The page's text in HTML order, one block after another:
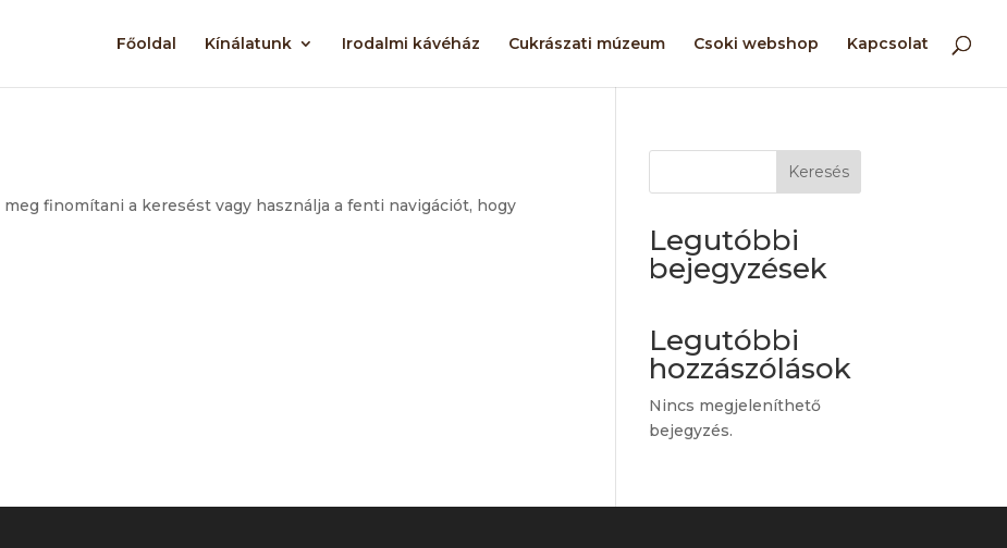
Főoldal Kínálatunk Irodalmi kávéház Cukrászati múzeum Csoki webshop Kapcsolat
finomítani a keresést vagy használja a fenti navigációt, hogy
Keresés
Legutóbbi
bejegyzések
Legutóbbi
hozzászólások
Nincs megjeleníthető
bejegyzés.